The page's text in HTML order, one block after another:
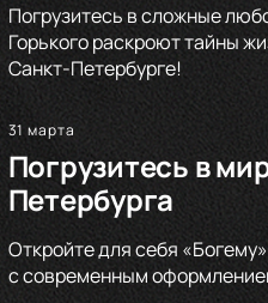
Погрузитесь в сложные
Горького раскроют тайны
Санкт-Петербурге!
31 марта
Погрузитесь в
Петербурга
Откройте для себя
с современным